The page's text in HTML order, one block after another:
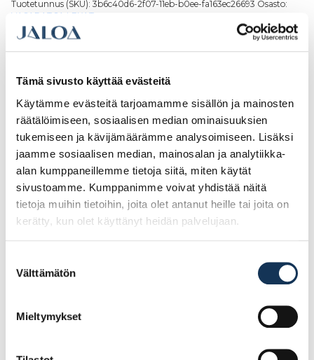
Tämä sivusto käyttää evästeitä
Käytämme evästeitä tarjoamamme sisällön ja mainosten
räätälöimiseen, sosiaalisen median ominaisuuksien
tukemiseen ja kävijämäärämme analysoimiseen. Lisäksi
jaamme sosiaalisen median, mainosalan ja analytiikka-
alan kumppaneillemme tietoja siitä, miten käytät
sivustoamme. Kumppanimme voivat yhdistää näitä
tietoja muihin tietoihin, joita olet antanut heille tai joita on
kerätty, kun olet käyttänyt heidän palvelujaan.
valinta
Välttämätön
Mieltymykset
Tuotetunnus (SKU): 3b6c40d6-2f07-11eb-b0ee-fa163ec26693 Osasto:
VASARAT JA LEKAT
Kuvaus
Kuvaus
Kumivasara ei vahingoita materiaalia, joten soveltuu hyvin asennustyöhön.
Iskupään materiaali on kovakumia (laatu 85A) ja muodoltaan hieman
kupera. Varsi on Saarni-puuta.
Tutustu myös